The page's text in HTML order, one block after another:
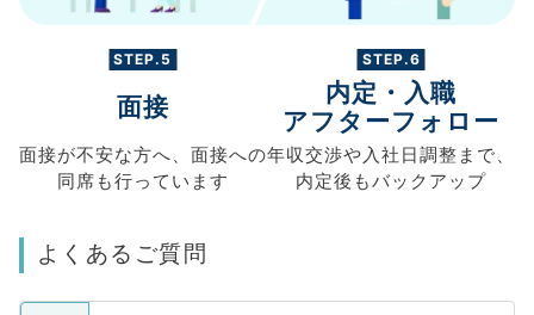
STEP.5
面接
面接が不安な方へ、 面接への
同席も行っています
STEP.6
内定・入職
アフターフォロー
年収交渉や入社日調整まで、
内定後もバックアップ
よくあるご質問